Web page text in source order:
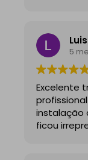
disponiveis
minhas
A
reforçada
partilhada
perfeição
5
Excelente
instalação
ficou